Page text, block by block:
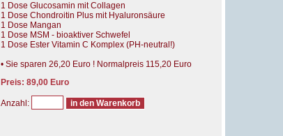
1 Dose Glucosamin mit Collagen
1 Dose Chondroitin Plus mit Hyaluronsäure
1 Dose Mangan
1 Dose MSM - bioaktiver Schwefel
1 Dose Ester Vitamin C Komplex (PH-neutral!)
• Sie sparen 26,20 Euro ! Normalpreis 115,20 Euro
Preis: 89,00 Euro
Anzahl: